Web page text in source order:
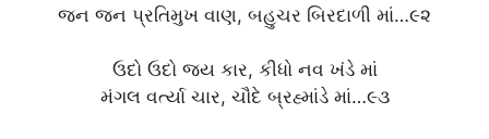
જન જન પ્રતિમુખ વાણ, બહુચર બિરદાળી માં…૯૨
ઉદો ઉદો જય કાર, કીધો નવ ખંડે માં
મંગલ વર્ત્યા ચાર, ચૌદે બ્રહ્માંડે માં…૯૩